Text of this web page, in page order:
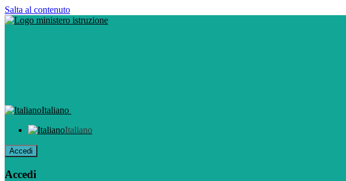
Salta al contenuto
Italiano
Italiano
Accedi
Accedi